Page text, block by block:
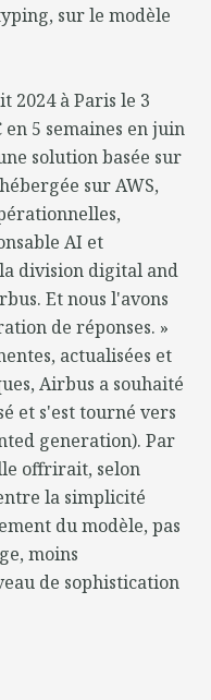
sur le modèle
2024 à Paris le 3
5 semaines en juin
solution basée sur
sur AWS,
AI et
division digital and
Et nous l'avons
de réponses. »
actualisées et
Airbus a souhaité
et s'est tourné vers
generation). Par
offrirait, selon
la simplicité
du modèle, pas
moins
de sophistication